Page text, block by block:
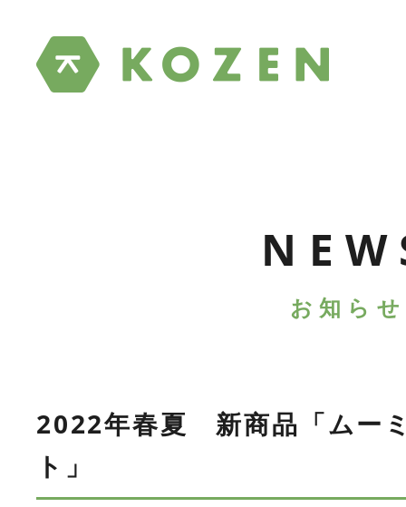
お知らせ
2022年春夏 新商品「ムー
ト」